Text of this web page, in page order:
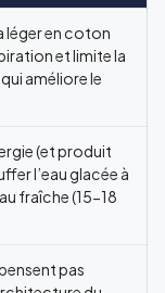
léger en coton
et limite la
améliore le
(et produit
l’eau glacée à
fraîche (15-18
pas